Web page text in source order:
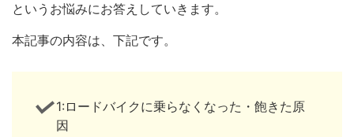
というお悩みにお答えしていきます。
本記事の内容は、下記です。
1:ロードバイクに乗らなくなった・飽きた原
因